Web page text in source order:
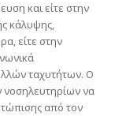
και είτε στην
κάλυψης,
είτε στην
ταχυτήτων. Ο
νοσηλευτηρίων να
από τον